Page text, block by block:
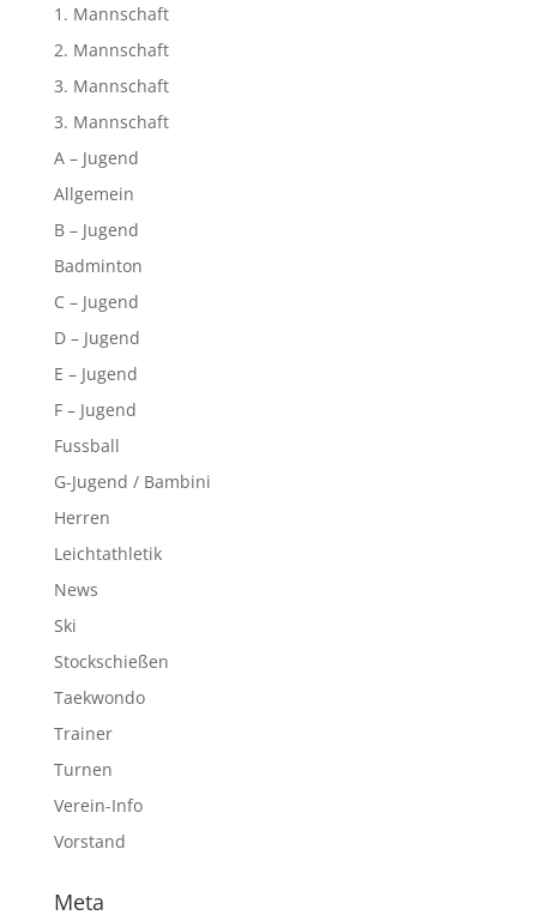
1. Mannschaft
2. Mannschaft
3. Mannschaft
3. Mannschaft
A – Jugend
Allgemein
B – Jugend
Badminton
C – Jugend
D – Jugend
E – Jugend
F – Jugend
Fussball
G-Jugend / Bambini
Herren
Leichtathletik
News
Ski
Stockschießen
Taekwondo
Trainer
Turnen
Verein-Info
Vorstand
Meta